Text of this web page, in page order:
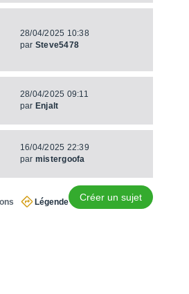
28/04/2025 10:38
par Steve5478
28/04/2025 09:11
par Enjalt
16/04/2025 22:39
par mistergoofa
Créer un sujet
Légende